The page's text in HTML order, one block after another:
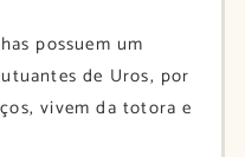
possuem um
de Uros, por
vivem da totora e